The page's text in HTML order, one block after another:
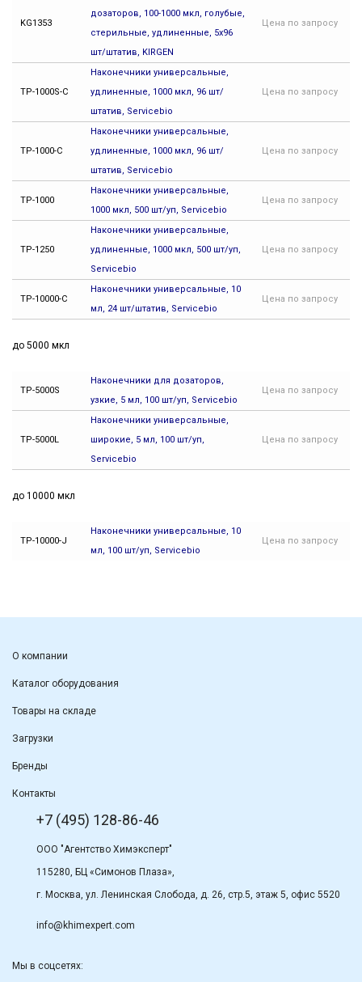
KG1353
дозаторов, 100-1000 мкл, голубые,
стерильные, удлиненные, 5х96
шт/штатив, KIRGEN
Цена по запросу
TP-1000S-C
Наконечники универсальные,
удлиненные, 1000 мкл, 96 шт/
штатив, Servicebio
Цена по запросу
TP-1000-C
Наконечники универсальные,
удлиненные, 1000 мкл, 96 шт/
штатив, Servicebio
Цена по запросу
TP-1000
Наконечники универсальные,
1000 мкл, 500 шт/уп, Servicebio
Цена по запросу
TP-1250
Наконечники универсальные,
удлиненные, 1000 мкл, 500 шт/уп,
Servicebio
Цена по запросу
TP-10000-C
Наконечники универсальные, 10
мл, 24 шт/штатив, Servicebio
Цена по запросу
до 5000 мкл
TP-5000S
Наконечники для дозаторов,
узкие, 5 мл, 100 шт/уп, Servicebio
Цена по запросу
TP-5000L
Наконечники универсальные,
широкие, 5 мл, 100 шт/уп,
Servicebio
Цена по запросу
до 10000 мкл
TP-10000-J
Наконечники универсальные, 10
мл, 100 шт/уп, Servicebio
Цена по запросу
О компании
Каталог оборудования
Товары на складе
Загрузки
Бренды
Контакты
+7 (495) 128-86-46
ООО "Агентство Химэксперт"
115280, БЦ «Симонов Плаза»,
г. Москва, ул. Ленинская Слобода, д. 26, стр.5, этаж 5, офис 5520
info@khimexpert.com
Мы в соцсетях: